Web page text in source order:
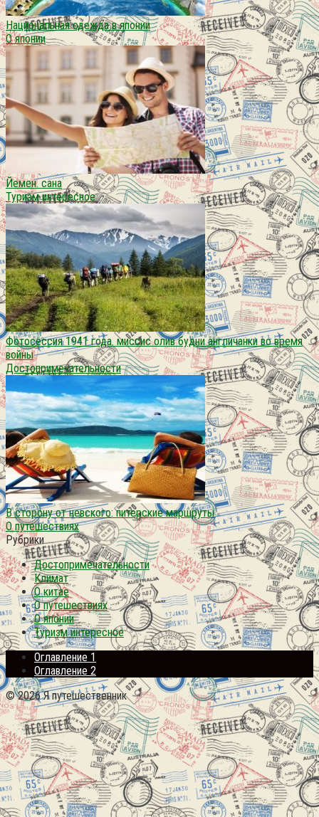
Национальная одежда в японии
О японии
Йемен. сана
Туризм интересное
Фотосессия 1941 года. миссис олив будни англичанки во время
войны
Достопримечательности
В сторону от невского: питерские маршруты
О путешествиях
Рубрики
Достопримечательности
Климат
О китае
О путешествиях
О японии
Туризм интересное
Оглавление 1
Оглавление 2
© 2026 Я путешественник